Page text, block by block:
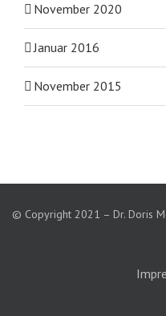
November 2020
Januar 2016
November 2015
© Copyright 2021 – Dr. Doris